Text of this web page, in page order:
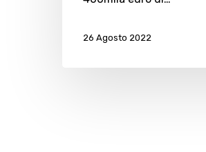
ravennate
26 Agosto 2022